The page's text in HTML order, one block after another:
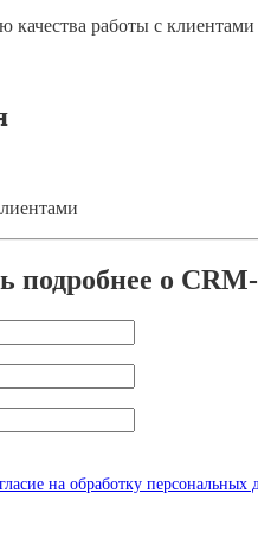
работы с клиентами
о
на обработку персональных